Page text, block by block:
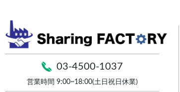
03-4500-1037
営業時間 9:00~18:00(土日祝日休業)